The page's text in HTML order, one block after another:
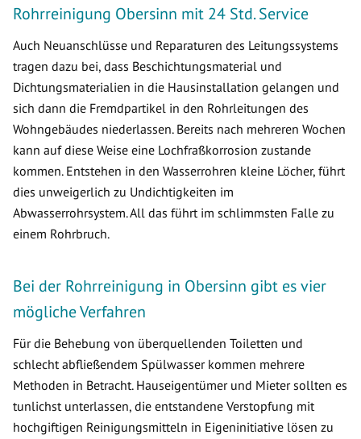
Rohrreinigung Obersinn mit 24 Std. Service
Auch Neuanschlüsse und Reparaturen des Leitungssystems
tragen dazu bei, dass Beschichtungsmaterial und
Dichtungsmaterialien in die Hausinstallation gelangen und
sich dann die Fremdpartikel in den Rohrleitungen des
Wohngebäudes niederlassen. Bereits nach mehreren Wochen
kann auf diese Weise eine Lochfraßkorrosion zustande
kommen. Entstehen in den Wasserrohren kleine Löcher, führt
dies unweigerlich zu Undichtigkeiten im
Abwasserrohrsystem. All das führt im schlimmsten Falle zu
einem Rohrbruch.
Bei der Rohrreinigung in Obersinn gibt es vier
mögliche Verfahren
Für die Behebung von überquellenden Toiletten und
schlecht abfließendem Spülwasser kommen mehrere
Methoden in Betracht. Hauseigentümer und Mieter sollten es
tunlichst unterlassen, die entstandene Verstopfung mit
hochgiftigen Reinigungsmitteln in Eigeninitiative lösen zu